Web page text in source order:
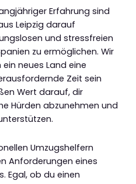
Erfahrung sind
Leipzig darauf
und stressfreien
zu ermöglichen. Wir
neues Land eine
Zeit sein
Wert darauf, dir
Hürden abzunehmen und
Umzugshelfern
Anforderungen eines
Egal, ob du einen